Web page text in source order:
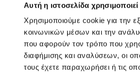
Αυτή η ιστοσελίδα
Χρησιμοποιούμε cookie για την
κοινωνικών μέσων και την
που αφορούν τον τρόπο που
διαφήμισης και αναλύσεων, οι
τους έχετε παραχωρήσει ή τις
Πολιτική Απορρήτου
Όροι χρήσης